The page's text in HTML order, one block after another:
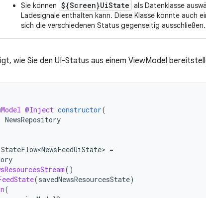
Sie können ${Screen}UiState als Datenklasse
Ladesignale enthalten kann. Diese Klasse könnte auch
sich die verschiedenen Status gegenseitig ausschließen.
wie Sie den UI-Status aus einem ViewModel
@Inject constructor(
NewsRepository
StateFlow<NewsFeedUiState> =
()
(savedNewsResourcesState)
(